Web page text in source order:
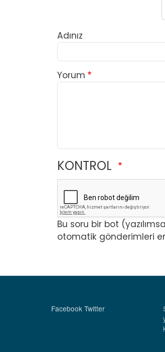
Adınız
Yorum
KONTROL
Bu soru bir bot
otomatik gönderimleri
Facebook Twitter